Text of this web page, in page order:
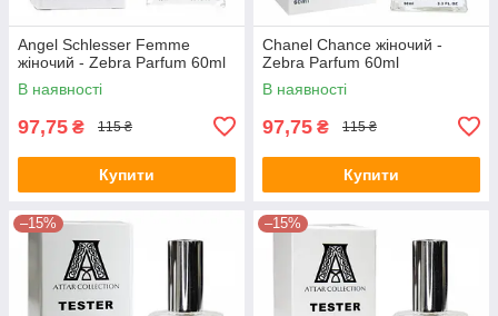
Angel Schlesser Femme
жіночий - Zebra Parfum 60ml
В наявності
97,75 ₴ 115 ₴
Купити
Chanel Chance жіночий -
Zebra Parfum 60ml
В наявності
97,75 ₴ 115 ₴
Купити
–15% –15%